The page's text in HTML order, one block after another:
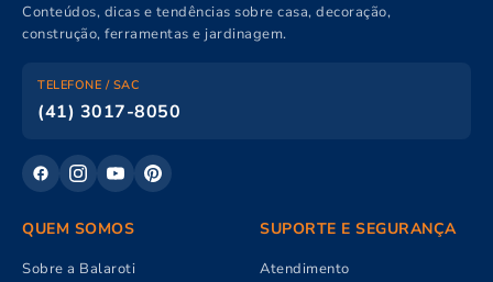
Conteúdos, dicas e tendências sobre casa, decoração,
construção, ferramentas e jardinagem.
TELEFONE / SAC
(41) 3017-8050
QUEM SOMOS
Sobre a Balaroti
SUPORTE E SEGURANÇA
Atendimento